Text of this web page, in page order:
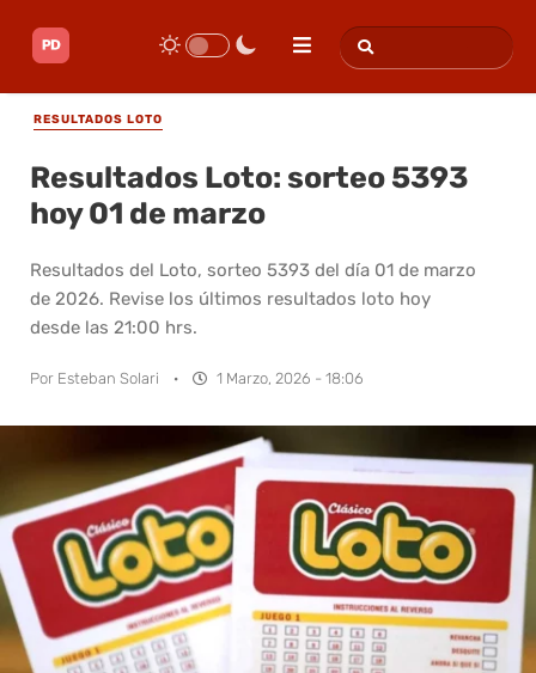
RESULTADOS LOTO
Resultados Loto: sorteo 5393
hoy 01 de marzo
Resultados del Loto, sorteo 5393 del día 01 de marzo
de 2026. Revise los últimos resultados loto hoy
desde las 21:00 hrs.
Por Esteban Solari · 1 Marzo, 2026 - 18:06